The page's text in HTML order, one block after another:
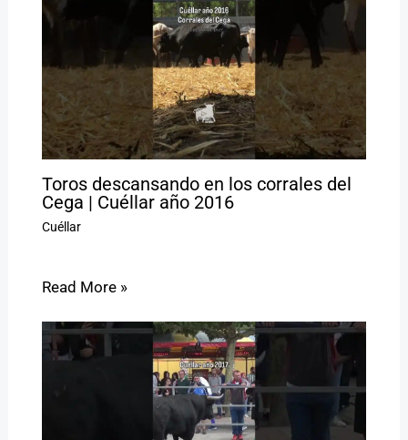
Toros descansando en los corrales del
Cega | Cuéllar año 2016
Cuéllar
Read More »